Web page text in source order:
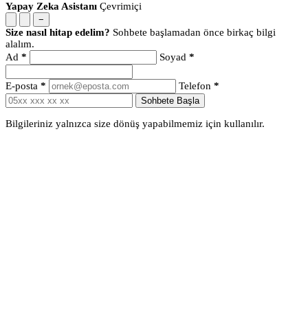
Yapay Zeka Asistanı Çevrimiçi
−
Size nasıl hitap edelim? Sohbete başlamadan önce birkaç bilgi
alalım.
Ad * Soyad *
E-posta * Telefon *
Sohbete Başla
Bilgileriniz yalnızca size dönüş yapabilmemiz için kullanılır.